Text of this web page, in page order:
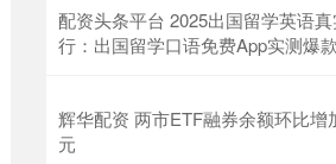
配资头条平台 2025出国留学英语
行：出国留学口语免费App实测爆款
辉华配资 两市ETF融券余额环比增
元